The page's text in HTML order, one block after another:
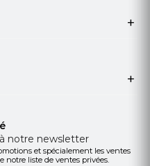
notre newsletter
et spécialement les ventes
notre liste de ventes privées.